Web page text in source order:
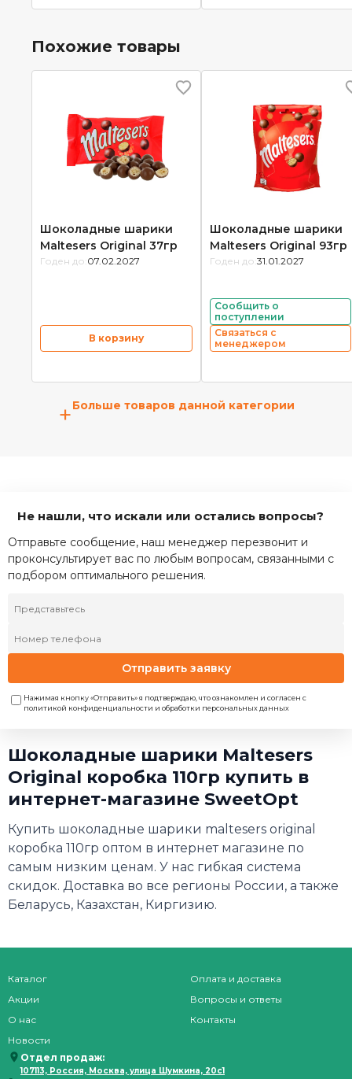
Похожие товары
Шоколадные шарики
Maltesers Original 37гр
Годен до: 07.02.2027
В корзину
Шоколадные шарики
Maltesers Original 93гр
Годен до: 31.01.2027
Сообщить о
поступлении
Связаться с
менеджером
+Больше товаров данной категории
Не нашли, что искали или остались вопросы?
Отправьте сообщение, наш менеджер перезвонит и
проконсультирует вас по любым вопросам, связанными с
подбором оптимального решения.
Отправить заявку
Нажимая кнопку «Отправить» я подтверждаю, что ознакомлен и согласен с
политикой конфиденциальности и обработки персональных данных
Шоколадные шарики Maltesers
Original коробка 110гр купить в
интернет-магазине SweetOpt
Купить шоколадные шарики maltesers original
коробка 110гр оптом в интернет магазине по
самым низким ценам. У нас гибкая система
скидок. Доставка во все регионы России, а также
Беларусь, Казахстан, Киргизию.
Каталог
Акции
О нас
Новости
Оплата и доставка
Вопросы и ответы
Контакты
Отдел продаж:
107113, Россия, Москва, улица Шумкина, 20с1